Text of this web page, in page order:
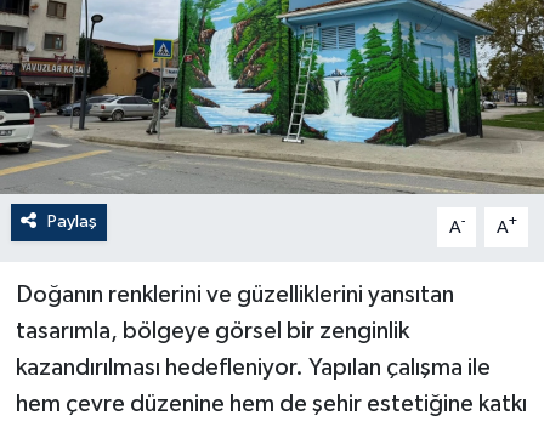
Paylaş A- A+
Doğanın renklerini ve güzelliklerini yansıtan
tasarımla, bölgeye görsel bir zenginlik
kazandırılması hedefleniyor. Yapılan çalışma ile
hem çevre düzenine hem de şehir estetiğine katkı